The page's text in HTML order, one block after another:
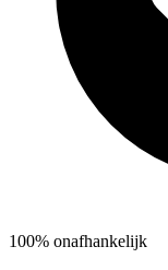
100% onafhankelijk